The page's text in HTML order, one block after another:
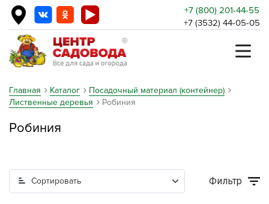
+7 (800) 201-44-55
+7 (3532) 44-05-05
Главная Каталог
Посадочный материал (контейнер)
Лиственные деревья
Робиния
Робиния
Сортировать Фильтр